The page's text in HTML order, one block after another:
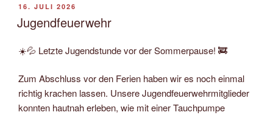
VERÖFFENTLICHT
AM
16. JULI 2026
Jugendfeuerwehr
☀️💦 Letzte Jugendstunde vor der Sommerpause! 🚒
Zum Abschluss vor den Ferien haben wir es noch einmal
richtig krachen lassen. Unsere Jugendfeuerwehrmitglieder
konnten hautnah erleben, wie mit einer Tauchpumpe